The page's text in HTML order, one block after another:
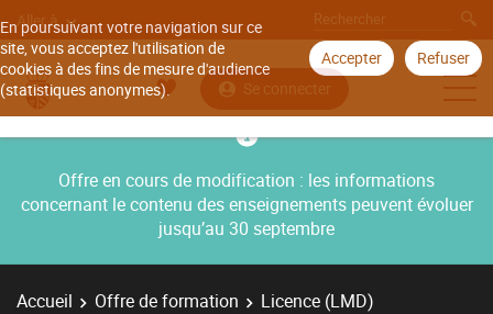
En poursuivant votre navigation sur ce
site, vous acceptez l'utilisation de
cookies à des fins de mesure d'audience
(statistiques anonymes).
Accepter Refuser
Aller à
Se connecter
Offre en cours de modification : les informations
concernant le contenu des enseignements peuvent évoluer
jusqu’au 30 septembre
Accueil Offre de formation
Licence (LMD)